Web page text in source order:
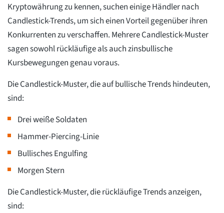
Kryptowährung zu kennen, suchen einige Händler nach
Candlestick-Trends, um sich einen Vorteil gegenüber ihren
Konkurrenten zu verschaffen. Mehrere Candlestick-Muster
sagen sowohl rückläufige als auch zinsbullische
Kursbewegungen genau voraus.
Die Candlestick-Muster, die auf bullische Trends hindeuten,
sind:
Drei weiße Soldaten
Hammer-Piercing-Linie
Bullisches Engulfing
Morgen Stern
Die Candlestick-Muster, die rückläufige Trends anzeigen,
sind: